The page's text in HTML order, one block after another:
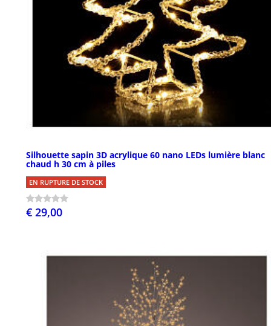
Silhouette sapin 3D acrylique 60 nano LEDs lumière blanc
chaud h 30 cm à piles
EN RUPTURE DE STOCK
€ 29,00